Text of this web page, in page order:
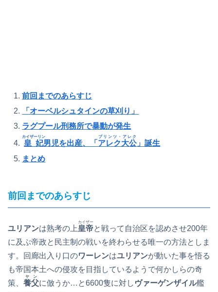
前回までのあらすじ
「オーベルシュタインの草刈り」
ラグプール刑務所で暴動が発生
皇妃
カイザーリン
男児を出産、「 アレク大公
プリンツ・アレク
」誕生
まとめ
前回までのあらすじ
ユリアンは熟考の上皇帝
カイザー
と戦って自治区を認めさせ200年
に及ぶ帝政と民主制の戦いを終わらせる唯一の方法としま
す。回廊出入り口のワーレンはユリアンが動いた事を悟る
も帝国本土への侵攻を目指しているようで何かしらの奇
策、 養父
ヤン
に倣うか…と6600隻に対し ヴァーゲンザイル艦